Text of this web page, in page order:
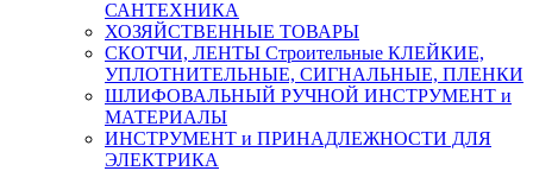
САНТЕХНИКА
ХОЗЯЙСТВЕННЫЕ ТОВАРЫ
СКОТЧИ, ЛЕНТЫ Строительные КЛЕЙКИЕ,
УПЛОТНИТЕЛЬНЫЕ, СИГНАЛЬНЫЕ, ПЛЕНКИ
ШЛИФОВАЛЬНЫЙ РУЧНОЙ ИНСТРУМЕНТ и
МАТЕРИАЛЫ
ИНСТРУМЕНТ и ПРИНАДЛЕЖНОСТИ ДЛЯ
ЭЛЕКТРИКА